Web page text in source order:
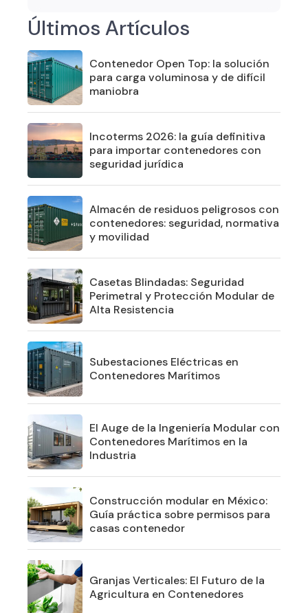
Últimos Artículos
Contenedor Open Top: la solución
para carga voluminosa y de difícil
maniobra
Incoterms 2026: la guía definitiva
para importar contenedores con
seguridad jurídica
Almacén de residuos peligrosos con
contenedores: seguridad, normativa
y movilidad
Casetas Blindadas: Seguridad
Perimetral y Protección Modular de
Alta Resistencia
Subestaciones Eléctricas en
Contenedores Marítimos
El Auge de la Ingeniería Modular con
Contenedores Marítimos en la
Industria
Construcción modular en México:
Guía práctica sobre permisos para
casas contenedor
Granjas Verticales: El Futuro de la
Agricultura en Contenedores